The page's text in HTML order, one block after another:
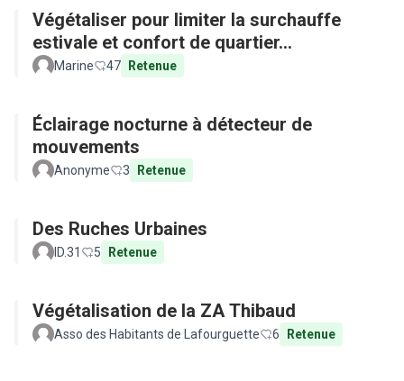
Végétaliser pour limiter la surchauffe
estivale et confort de quartier...
Marine 47 Retenue
Éclairage nocturne à détecteur de
mouvements
Anonyme 3 Retenue
Des Ruches Urbaines
ID.31 5 Retenue
Végétalisation de la ZA Thibaud
Asso des Habitants de Lafourguette 6 Retenue